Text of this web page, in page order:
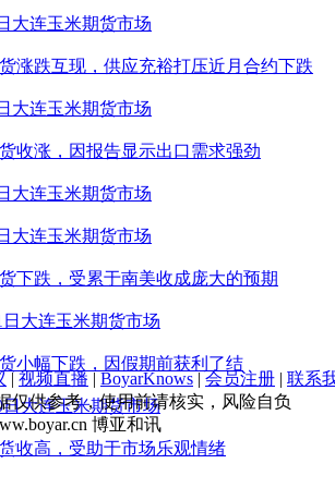
大连玉米期货市场
涨跌互现，供应充裕打压近月合约下跌
大连玉米期货市场
收涨，因报告显示出口需求强劲
大连玉米期货市场
大连玉米期货市场
下跌，受累于南美收成庞大的预期
日大连玉米期货市场
小幅下跌，因假期前获利了结
日大连玉米期货市场
收高，受助于市场乐观情绪
| 视频直播 | BoyarKnows |会员注册 | 联系
仅供参考，使用前请核实，风险自负
博亚和讯
-1